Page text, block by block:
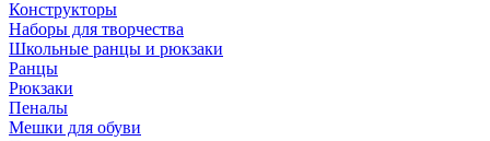
Конструкторы
Наборы для творчества
Школьные ранцы и рюкзаки
Ранцы
Рюкзаки
Пеналы
Мешки для обуви